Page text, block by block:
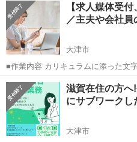
してお 仕 事していただけます ・作
めます☆ ...
【求人媒体受
／主夫や会社員
大津市
■作業内容 カリキュラムに添った文
わせのメッセージやり取り、SNSの運営など。 ・初
してお 仕 事していただけます ・作
めます☆ ...
滋賀 大津市 キャンペーン
滋賀在住の方へ
にサブワークし
大津市